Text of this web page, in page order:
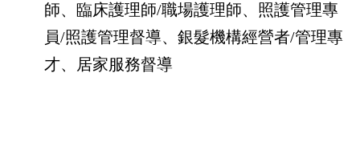
師、臨床護理師/職場護理師、照護管理專
員/照護管理督導、銀髮機構經營者/管理專
才、居家服務督導